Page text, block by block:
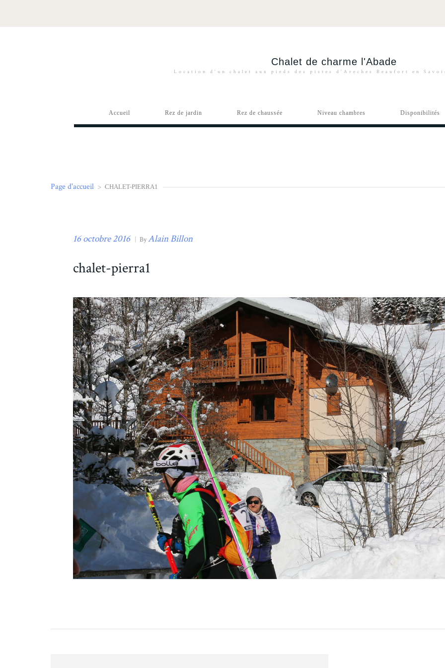
Chalet de charme l'Abade
Location d'un chalet aux pieds des pistes d'Areches Beaufort en
Accueil Rez de jardin Rez de chaussée Niveau chambres Disponibilités
Page d'accueil > CHALET-PIERRA1
16 octobre 2016 | ByAlain Billon
chalet-pierra1